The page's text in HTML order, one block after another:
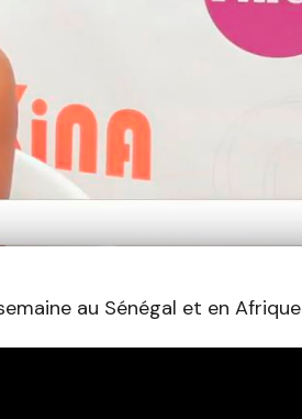
au Sénégal et en Afrique